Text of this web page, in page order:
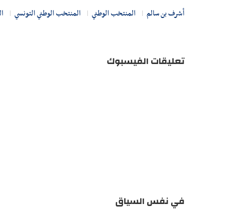
أشرف بن سالم المنتخب الوطني المنتخب الوطني التونسي
تعليقات الفيسبوك
في نفس السياق